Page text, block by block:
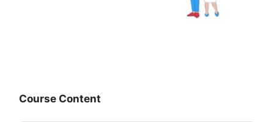
Course Content